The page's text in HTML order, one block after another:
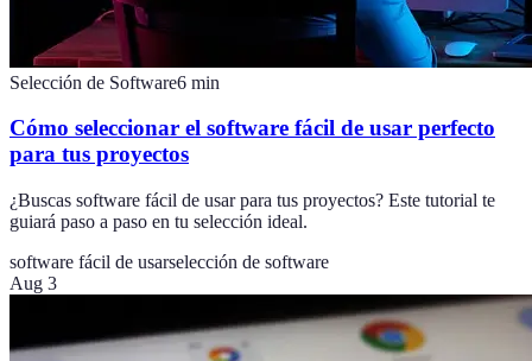
Selección de Software6 min
Cómo seleccionar el software fácil de usar perfecto
para tus proyectos
¿Buscas software fácil de usar para tus proyectos? Este tutorial te
guiará paso a paso en tu selección ideal.
software fácil de usarselección de software
Aug 3